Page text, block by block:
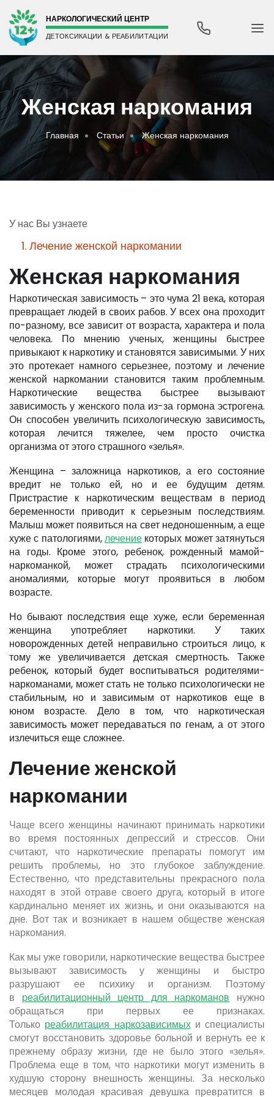
НАРКОЛОГИЧЕСКИЙ ЦЕНТР
ДЕТОКСИКАЦИИ & РЕАБИЛИТАЦИИ
Женская наркомания
Главная Статьи Женская наркомания
У нас Вы узнаете
1. Лечение женской наркомании
Женская наркомания
Наркотическая зависимость – это чума 21 века, которая
превращает людей в своих рабов. У всех она проходит
по-разному, все зависит от возраста, характера и пола
человека. По мнению ученых, женщины быстрее
привыкают к наркотику и становятся зависимыми. У них
это протекает намного серьезнее, поэтому и лечение
женской наркомании становится таким проблемным.
Наркотические вещества быстрее вызывают
зависимость у женского пола из-за гормона эстрогена.
Он способен увеличить психологическую зависимость,
которая лечится тяжелее, чем просто очистка
организма от этого страшного «зелья».
Женщина – заложница наркотиков, а его состояние
вредит не только ей, но и ее будущим детям.
Пристрастие к наркотическим веществам в период
беременности приводит к серьезным последствиям.
Малыш может появиться на свет недоношенным, а еще
хуже с патологиями,лечение которых может затянуться
на годы. Кроме этого, ребенок, рожденный мамой-
наркоманкой, может страдать психологическими
аномалиями, которые могут проявиться в любом
возрасте.
Но бывают последствия еще хуже, если беременная
женщина употребляет наркотики. У таких
новорожденных детей неправильно строиться лицо, к
тому же увеличивается детская смертность. Также
ребенок, который будет воспитываться родителями-
наркоманами, может стать не только психологически не
стабильным, но и зависимым от наркотиков еще в
юном возрасте. Дело в том, что наркотическая
зависимость может передаваться по генам, а от этого
излечиться еще сложнее.
Лечение женской
наркомании
Чаще всего женщины начинают принимать наркотики
во время постоянных депрессий и стрессов. Они
считают, что наркотические препараты помогут им
решить проблемы, но это глубокое заблуждение.
Естественно, что представительны прекрасного пола
находят в этой отраве своего друга, который в итоге
кардинально меняет их жизнь, и они оказываются на
дне. Вот так и возникает в нашем обществе женская
наркомания.
Как мы уже говорили, наркотические вещества быстрее
вызывают зависимость у женщины и быстро
разрушают ее психику и организм. Поэтому
в реабилитационный центр для наркоманов нужно
обращаться при первых ее признаках.
Только реабилитация наркозависимыхи специалисты
смогут восстановить здоровье больной и вернуть ее к
прежнему образу жизни, где не было этого «зелья».
Проблема еще в том, что наркотики могут изменить в
худшую сторону внешность женщины. За несколько
месяцев молодая красивая девушка превратится в